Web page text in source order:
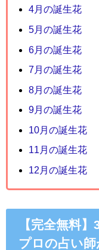
4月の誕生花
5月の誕生花
6月の誕生花
7月の誕生花
8月の誕生花
9月の誕生花
10月の誕生花
11月の誕生花
12月の誕生花
【完全無料
プロの占い師